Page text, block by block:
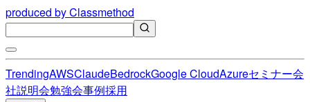
produced by Classmethod
TrendingAWSClaudeBedrockGoogle CloudAzureセミナー会
社説明会勉強会事例採用